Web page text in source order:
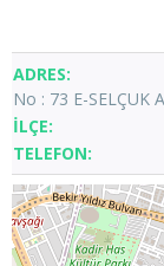
No : 73 E-SELÇUK